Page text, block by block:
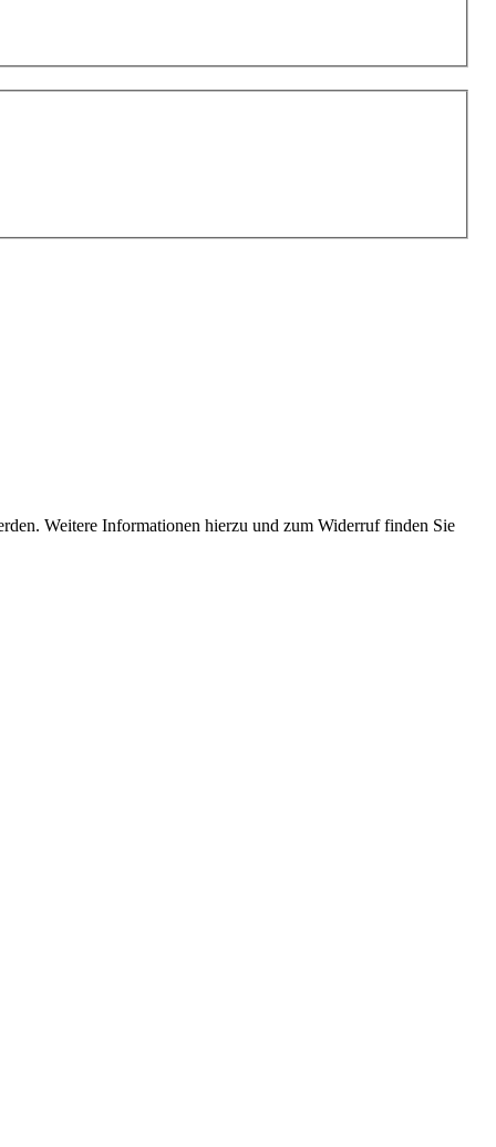
Weitere Informationen hierzu und zum Widerruf finden Sie